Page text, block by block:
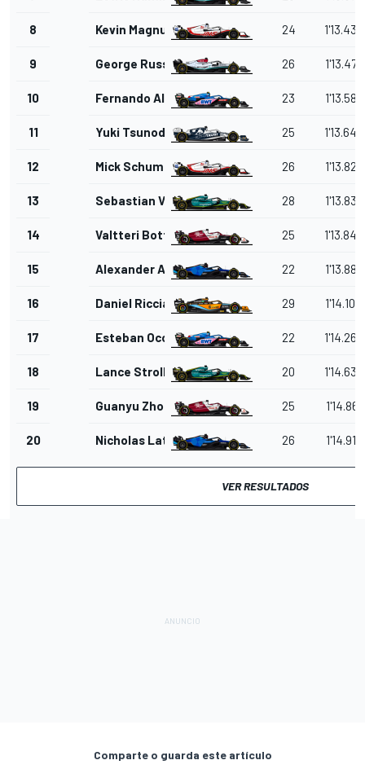
8 Kevin Magnussen 24 1'13.436
9 George Russell 26 1'13.476
10 Fernando Alonso 23 1'13.585
11 Yuki Tsunoda 25 1'13.645
12 Mick Schumacher 26 1'13.827
13 Sebastian Vettel 28 1'13.838
14 Valtteri Bottas 25 1'13.849
15 Alexander Albon 22 1'13.882
16 Daniel Ricciardo 29 1'14.104
17 Esteban Ocon 22 1'14.260
18 Lance Stroll 20 1'14.639
19 Guanyu Zhou 25 1'14.861
20 Nicholas Latifi 26 1'14.910
VER RESULTADOS
Comparte o guarda este artículo